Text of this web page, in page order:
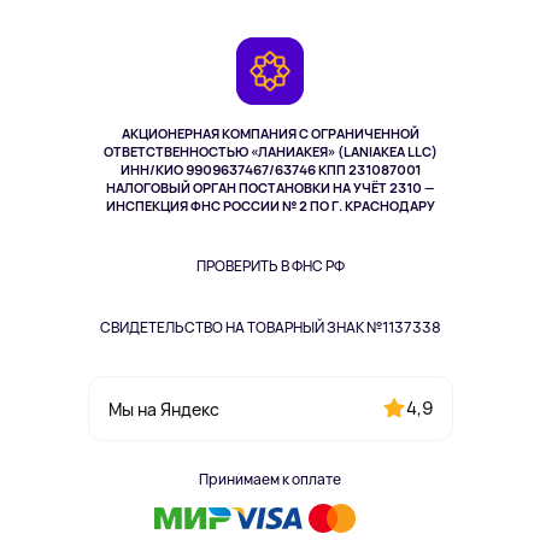
АКЦИОНЕРНАЯ КОМПАНИЯ С ОГРАНИЧЕННОЙ
ОТВЕТСТВЕННОСТЬЮ «ЛАНИАКЕЯ» (LANIAKEA LLC)
ИНН/КИО 9909637467/63746 КПП 231087001
НАЛОГОВЫЙ ОРГАН ПОСТАНОВКИ НА УЧЁТ 2310 —
ИНСПЕКЦИЯ ФНС РОССИИ № 2 ПО Г. КРАСНОДАРУ
ПРОВЕРИТЬ В ФНС РФ
СВИДЕТЕЛЬСТВО НА ТОВАРНЫЙ ЗНАК №1137338
Мы на Яндекс 4,9
Принимаем к оплате
Здоровье питомцев
Одежда и аксессуары